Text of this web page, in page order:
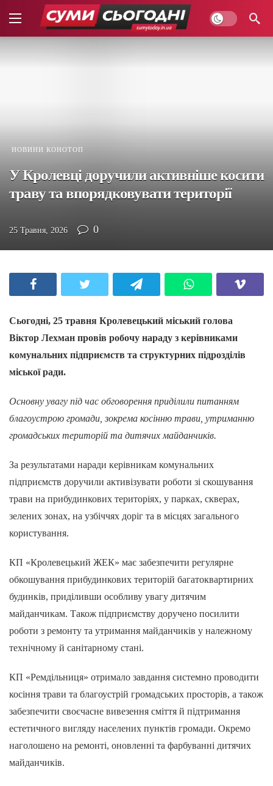
НОВИНИ КОНОТОП
У Кролевці доручили активніше косити
траву та впорядковувати території
25 Травня, 2026 0
Сьогодні, 25 травня Кролевецький міський голова
Віктор Лехман провів робочу нараду з керівниками
комунальних підприємств та структурних підрозділів
міської ради.
Основну увагу під час обговорення приділили питанням
благоустрою громади, зокрема косінню трави, утриманню
громадських територій та дитячих майданчиків.
За результатами наради керівникам комунальних
підприємств доручили активізувати роботи зі скошування
трави на прибудинкових територіях, у парках, скверах,
зелених зонах, на узбіччях доріг та в місцях загального
користування.
КП «Кролевецький ЖЕК» має забезпечити регулярне
обкошування прибудинкових територій багатоквартирних
будинків, приділивши особливу увагу дитячим
майданчикам. Також підприємству доручено посилити
роботи з ремонту та утримання майданчиків у належному
технічному й санітарному стані.
КП «Ремдільниця» отримало завдання системно проводити
косіння трави та благоустрій громадських просторів, а також
забезпечити своєчасне вивезення сміття й підтримання
естетичного вигляду населених пунктів громади. Окремо
наголошено на ремонті, оновленні та фарбуванні дитячих
майданчиків.